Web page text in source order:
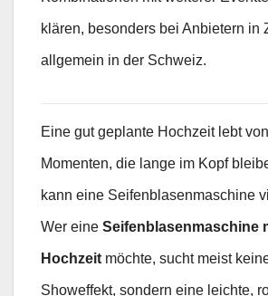
klären, besonders bei Anbietern in
allgemein in der Schweiz.
Eine gut geplante Hochzeit lebt
Momenten, die lange im Kopf
kann eine Seifenblasenmaschine
Wer eine Seifenblasenmaschine
Hochzeit möchte, sucht meist
Showeffekt, sondern eine leichte,